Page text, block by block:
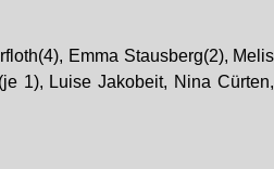
Emma Stausberg(2), Melis
1), Luise Jakobeit, Nina Cürten,